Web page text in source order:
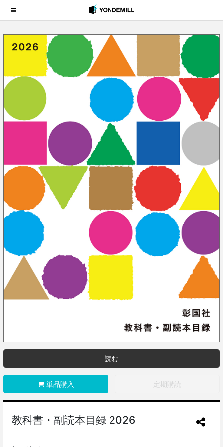
読む
単品購入 定期購読
教科書・副読本目録 2026